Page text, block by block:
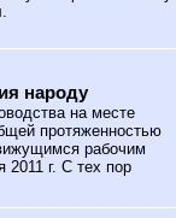
народу
на месте
протяженностью
рабочим
г. С тех пор